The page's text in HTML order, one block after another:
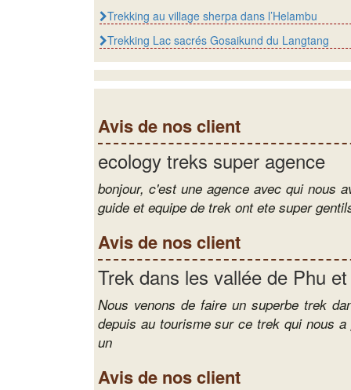
Trekking dans la région du
Circuits culturelles au Népal
Trekking hors des sentiers battus
Ascension de Sommets
Trekking au village sherpa dans l’Helambu
Trekking Lac sacrés Gosaikund du Langtang
Avis de nos client
ecology treks super agence
bonjour, c'est une agence avec qui nous
guide et equipe de trek ont ete super
Avis de nos client
Trek dans les vallée de Phu
Nous venons de faire un superbe trek
depuis au tourisme sur ce trek qui nous
un
Avis de nos client